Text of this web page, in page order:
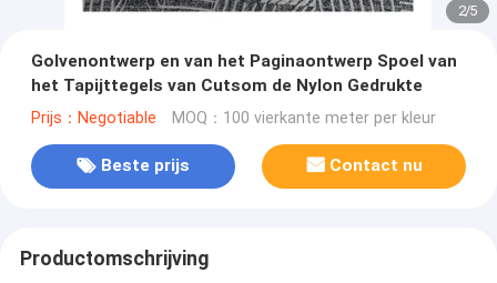
2/5
Golvenontwerp en van het Paginaontwerp Spoel van
het Tapijttegels van Cutsom de Nylon Gedrukte
Prijs：Negotiable MOQ：100 vierkante meter per kleur
Beste prijs Contact nu
Productomschrijving